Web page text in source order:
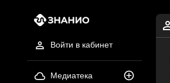
Войти в кабинет
Медиатека